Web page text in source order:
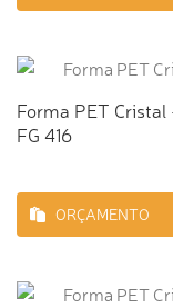
Forma PET Cristal
FG 416
ORÇAMENTO